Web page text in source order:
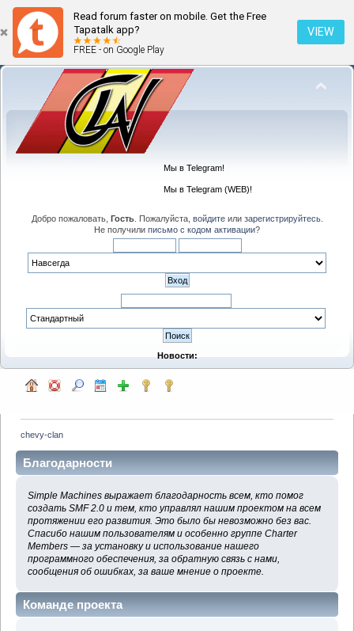
Read forum faster on mobile. Get the Free
Tapatalk app?
FREE - on Google Play
VIEW
Мы в Telegram!
Мы в Telegram (WEB)!
Добро пожаловать, Гость. Пожалуйста, войдитеили зарегистрируйтесь.
Не получили письмо с кодом активации?
Новости:
chevy-clan
Благодарности
Simple Machines выражает благодарность всем, кто помог
создать SMF 2.0 и тем, кто управлял нашим проектом на всем
протяжении его развития. Это было бы невозможно без вас.
Спасибо нашим пользователям и особенно группе Charter
Members — за установку и использование нашего
программного обеспечения, за обратную связь с нами,
сообщения об ошибках, за ваше мнение о проекте.
Команде проекта